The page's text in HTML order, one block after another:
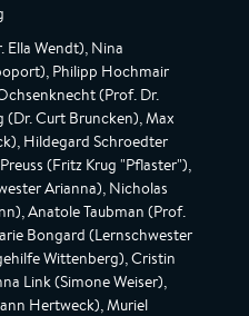
Ella Wendt), Nina
Philipp Hochmair
(Prof. Dr.
(Dr. Curt Bruncken), Max
Hildegard Schroedter
(Fritz Krug "Pflaster"),
Arianna), Nicholas
Anatole Taubman (Prof.
Bongard (Lernschwester
Wittenberg), Cristin
Link (Simone Weiser),
Hertweck), Muriel